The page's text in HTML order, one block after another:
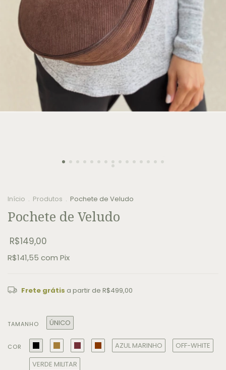
Início . Produtos . Pochete de Veludo
Pochete de Veludo
R$149,00
R$141,55 com Pix
Frete grátis a partir de R$499,00
TAMANHO ÚNICO
COR AZUL MARINHO
OFF-WHITE
VERDE MILITAR